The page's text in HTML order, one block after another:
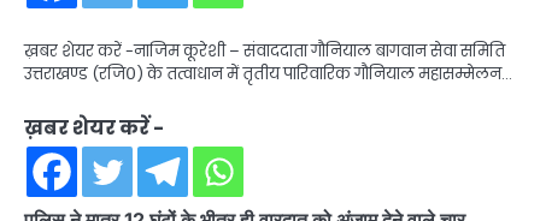
ख़बर शेयर करें -नाजिम कूरेशी – संवाददाता गौनियाल बागवान सेवा समिति
उत्तराखण्ड (रजि०) के तत्वाधान में तृतीय पारिवारिक गौनियाल महासम्मेलन…
ख़बर शेयर करें -